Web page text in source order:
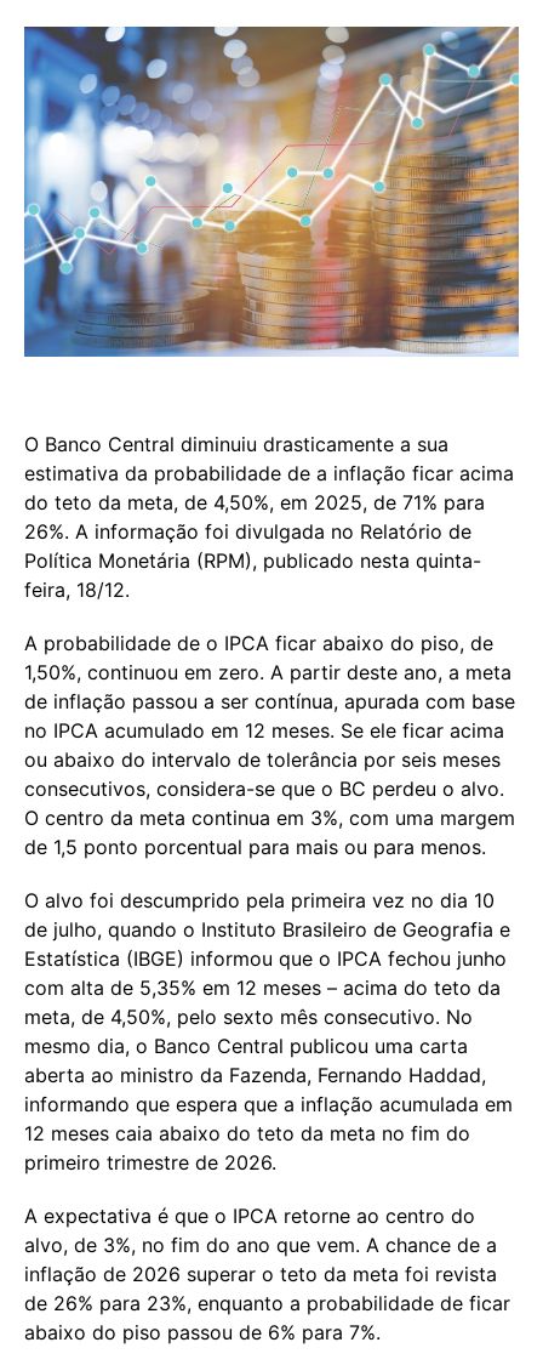
O Banco Central diminuiu drasticamente a sua
estimativa da probabilidade de a inflação ficar acima
do teto da meta, de 4,50%, em 2025, de 71% para
26%. A informação foi divulgada no Relatório de
Política Monetária (RPM), publicado nesta quinta-
feira, 18/12.
A probabilidade de o IPCA ficar abaixo do piso, de
1,50%, continuou em zero. A partir deste ano, a meta
de inflação passou a ser contínua, apurada com base
no IPCA acumulado em 12 meses. Se ele ficar acima
ou abaixo do intervalo de tolerância por seis meses
consecutivos, considera-se que o BC perdeu o alvo.
O centro da meta continua em 3%, com uma margem
de 1,5 ponto porcentual para mais ou para menos.
O alvo foi descumprido pela primeira vez no dia 10
de julho, quando o Instituto Brasileiro de Geografia e
Estatística (IBGE) informou que o IPCA fechou junho
com alta de 5,35% em 12 meses – acima do teto da
meta, de 4,50%, pelo sexto mês consecutivo. No
mesmo dia, o Banco Central publicou uma carta
aberta ao ministro da Fazenda, Fernando Haddad,
informando que espera que a inflação acumulada em
12 meses caia abaixo do teto da meta no fim do
primeiro trimestre de 2026.
A expectativa é que o IPCA retorne ao centro do
alvo, de 3%, no fim do ano que vem. A chance de a
inflação de 2026 superar o teto da meta foi revista
de 26% para 23%, enquanto a probabilidade de ficar
abaixo do piso passou de 6% para 7%.